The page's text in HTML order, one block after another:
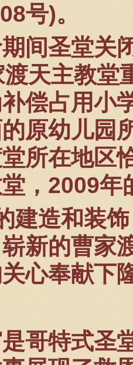
号)。
间圣堂关
渡天主教堂
偿占用小
原幼儿园
所在地区
， 2009年
建造和装
新的曹家
心奉献下
哥特式圣